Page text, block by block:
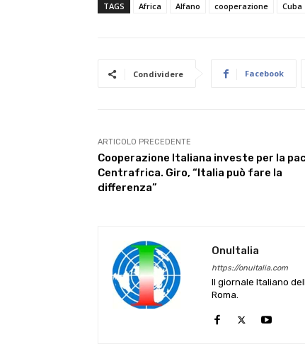
TAGS Africa Alfano cooperazione Cuba
Condividere Facebook
ARTICOLO PRECEDENTE
Cooperazione Italiana investe per la
Centrafrica. Giro, “Italia può fare la
differenza”
OnuItalia
https://onuitalia.com
Il giornale Italiano
Roma.